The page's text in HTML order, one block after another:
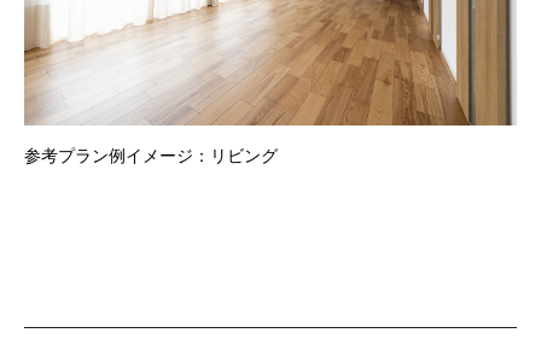
参考プラン例イメージ：リビング